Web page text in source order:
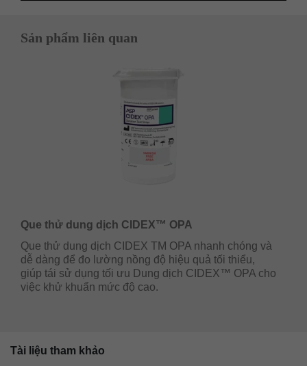
Sản phẩm liên quan
Que thử dung dịch CIDEX™ OPA
Que thử dung dịch CIDEX TM OPA nhanh chóng và
dễ dàng để đo lường nồng độ hiệu quả tối thiểu,
giúp tái sử dụng tối ưu Dung dịch CIDEX™ OPA cho
việc khử khuẩn mức độ cao.
Tài liệu tham khảo